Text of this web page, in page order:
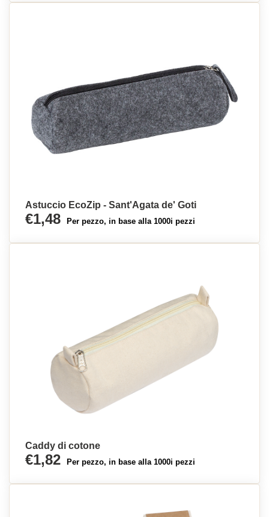
Astuccio EcoZip - Sant'Agata de' Goti
€1,48 Per pezzo, in base alla 1000i pezzi
Caddy di cotone
€1,82 Per pezzo, in base alla 1000i pezzi